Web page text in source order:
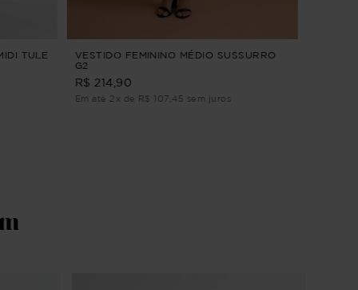
TULE
VESTIDO FEMININO MÉDIO SUSSURRO
G2
R$ 214,90
Em até 2x de R$ 107,45 sem juros